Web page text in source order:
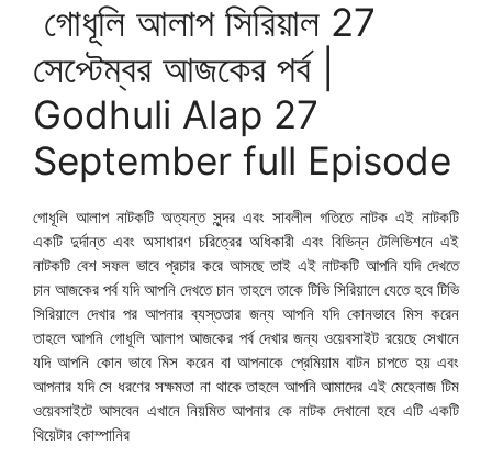
গোধূলি আলাপ সিরিয়াল 27
সেপ্টেম্বর আজকের পর্ব |
Godhuli Alap 27
September full Episode
গোধূলি আলাপ নাটকটি অত্যন্ত সুন্দর এবং সাবলীল গতিতে নাটক এই নাটকটি
একটি দুর্দান্ত এবং অসাধারণ চরিত্রের অধিকারী এবং বিভিন্ন টেলিভিশনে এই
নাটকটি বেশ সফল ভাবে প্রচার করে আসছে তাই এই নাটকটি আপনি যদি দেখতে
চান আজকের পর্ব যদি আপনি দেখতে চান তাহলে তাকে টিভি সিরিয়ালে যেতে হবে টিভি
সিরিয়ালে দেখার পর আপনার ব্যস্ততার জন্য আপনি যদি কোনভাবে মিস করেন
তাহলে আপনি গোধূলি আলাপ আজকের পর্ব দেখার জন্য ওয়েবসাইট রয়েছে সেখানে
যদি আপনি কোন ভাবে মিস করেন বা আপনাকে প্রেমিয়াম বাটন চাপতে হয় এবং
আপনার যদি সে ধরণের সক্ষমতা না থাকে তাহলে আপনি আমাদের এই মেহেনাজ টিম
ওয়েবসাইটে আসবেন এখানে নিয়মিত আপনার কে নাটক দেখানো হবে এটি একটি
থিয়েটার কোম্পানির